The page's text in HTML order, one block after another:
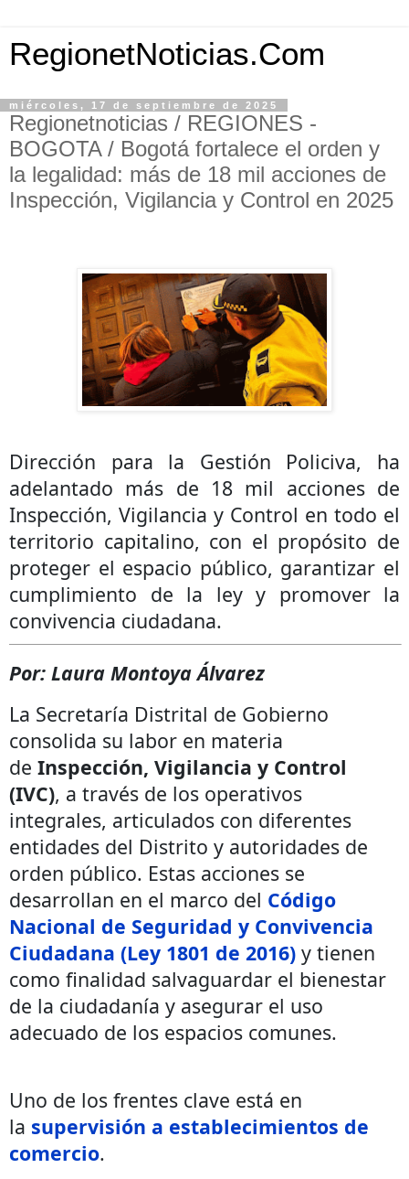
RegionetNoticias.Com
miércoles, 17 de septiembre de 2025
Regionetnoticias / REGIONES -
BOGOTA / Bogotá fortalece el orden y
la legalidad: más de 18 mil acciones de
Inspección, Vigilancia y Control en 2025
Dirección para la Gestión Policiva, ha
adelantado más de 18 mil acciones de
Inspección, Vigilancia y Control en todo el
territorio capitalino, con el propósito de
proteger el espacio público, garantizar el
cumplimiento de la ley y promover la
convivencia ciudadana.
Por: Laura Montoya Álvarez
La Secretaría Distrital de Gobierno
consolida su labor en materia
de Inspección, Vigilancia y Control
(IVC), a través de los operativos
integrales, articulados con diferentes
entidades del Distrito y autoridades de
orden público. Estas acciones se
desarrollan en el marco del Código
Nacional de Seguridad y Convivencia
Ciudadana (Ley 1801 de 2016) y tienen
como finalidad salvaguardar el bienestar
de la ciudadanía y asegurar el uso
adecuado de los espacios comunes.
Uno de los frentes clave está en
la supervisión a establecimientos de
comercio.